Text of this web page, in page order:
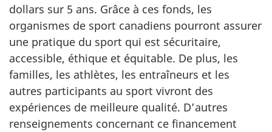
dollars sur 5 ans. Grâce à ces fonds, les
organismes de sport canadiens pourront assurer
une pratique du sport qui est sécuritaire,
accessible, éthique et équitable. De plus, les
familles, les athlètes, les entraîneurs et les
autres participants au sport vivront des
expériences de meilleure qualité. D’autres
renseignements concernant ce financement